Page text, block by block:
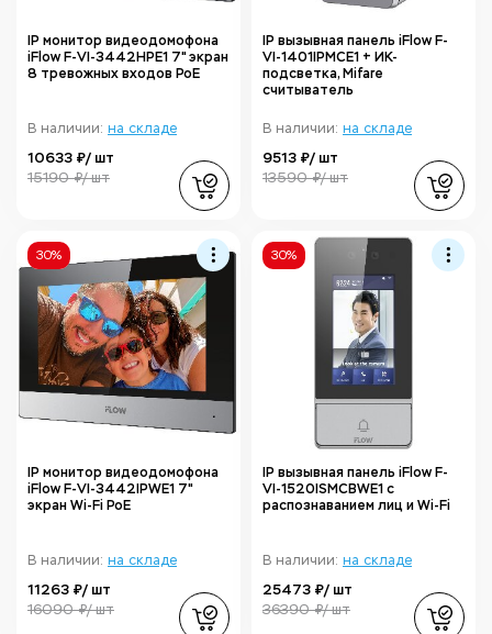
IP монитор видеодомофона
iFlow F-VI-3442HPE1 7" экран
8 тревожных входов PoE
В наличии: на складе
10633 ₽/ шт
15190 ₽/ шт
IP вызывная панель iFlow F-
VI-1401IPMCE1 + ИК-
подсветка, Mifare
считыватель
В наличии: на складе
9513 ₽/ шт
13590 ₽/ шт
30%
IP монитор видеодомофона
iFlow F-VI-3442IPWE1 7"
экран Wi-Fi PoE
В наличии: на складе
11263 ₽/ шт
16090 ₽/ шт
30%
IP вызывная панель iFlow F-
VI-1520ISMCBWE1 с
распознаванием лиц и Wi-Fi
В наличии: на складе
25473 ₽/ шт
36390 ₽/ шт